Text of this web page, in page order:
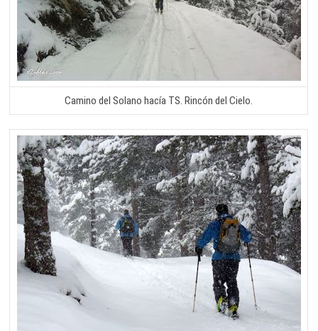
Camino del Solano hacía TS. Rincón del Cielo.